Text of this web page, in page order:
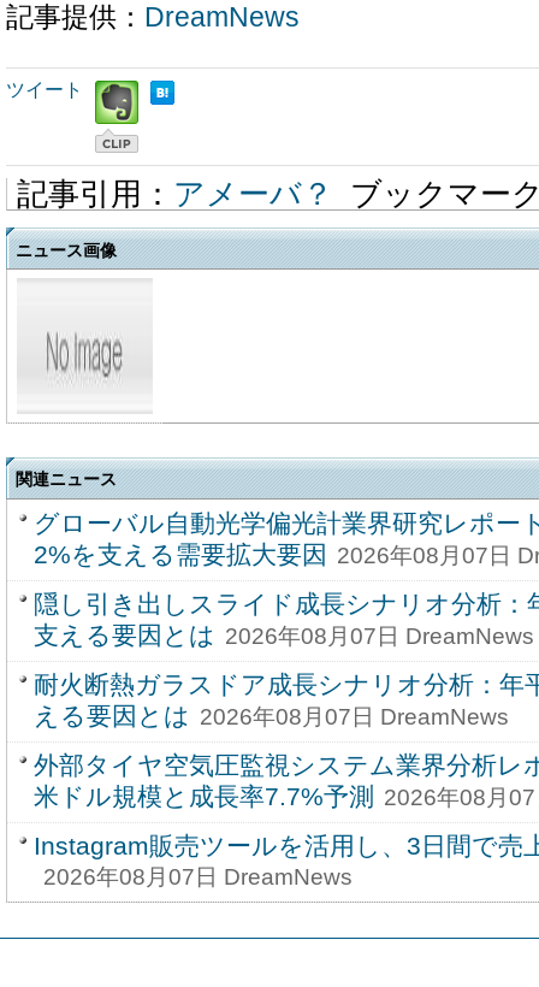
記事提供： DreamNews
ツイート
記事引用： アメーバ？ ブックマー
ニュース画像
関連ニュース
グローバル自動光学偏光計業界研究レポー
2%を支える需要拡大要因 2026年08月07日
隠し引き出しスライド成長シナリオ分析：
支える要因とは 2026年08月07日 DreamNews
耐火断熱ガラスドア成長シナリオ分析：年
える要因とは 2026年08月07日 DreamNews
外部タイヤ空気圧監視システム業界分析レ
米ドル規模と成長率7.7%予測
2026年08月
Instagram販売ツールを活用し、3日間で売
2026年08月07日 DreamNews